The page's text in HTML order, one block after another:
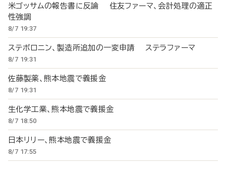
米ゴッサムの報告書に反論 住友ファーマ、会計処理の適正
性強調
8/7 19:37
ステボロニン、製造所追加の一変申請 ステラファーマ
8/7 19:31
佐藤製薬、熊本地震で義援金
8/7 19:31
生化学工業、熊本地震で義援金
8/7 18:50
日本リリー、熊本地震で義援金
8/7 17:55